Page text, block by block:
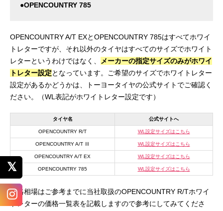
●OPENCOUNTRY 785
OPENCOUNTRY A/T EXとOPENCOUNTRY 785はすべてホワイ
トレターですが、それ以外のタイヤはすべてのサイズでホワイト
レターというわけではなく、
メーカーの指定サイズのみがホワイ
トレター設定となっています。ご希望のサイズでホワイトレター
設定があるかどうかは、トーヨータイヤの公式サイトでご確認く
ださい。（WL表記がホワイトレター設定です）
タイヤ名 公式サイトへ
OPENCOUNTRY R/T WL設定サイズはこちら
OPENCOUNTRY A/T Ⅲ WL設定サイズはこちら
OPENCOUNTRY A/T EX WL設定サイズはこちら
OPENCOUNTRY 785 WL設定サイズはこちら
価格相場はご参考までに当社取扱のOPENCOUNTRY R/Tホワイ
トレターの価格一覧表を記載しますので参考にしてみてくださ